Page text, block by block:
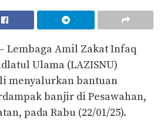
Lembaga Amil Zakat Infaq
Ulama (LAZISNU)
menyalurkan bantuan
banjir di Pesawahan,
pada Rabu (22/01/25).